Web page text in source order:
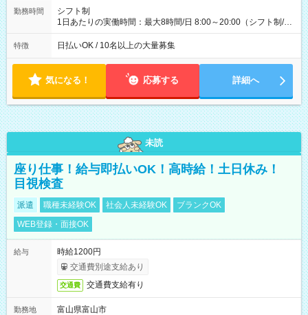
勤務時間
シフト制
1日あたりの実働時間：最大8時間/日 8:00～20:00（シフト制/実
働8時間） ※週5日勤務（場所次第では週4も有り） ※配達状況
によって時間外での勤務可能性有り ※案件により多少の前後あ
特徴 日払いOK / 10名以上の大量募集
気になる！ 応募する 詳細へ
未読
座り仕事！給与即払いOK！高時給！土日休み！
目視検査
派遣 職種未経験OK 社会人未経験OK
ブランクOK
WEB登録・面接OK
給与
時給1200円
交通費別途支給あり
交通費 交通費支給有り
勤務地
富山県富山市